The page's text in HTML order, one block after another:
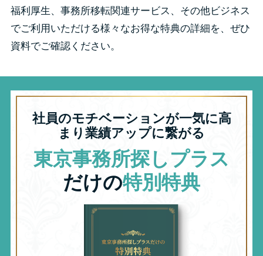
福利厚生、事務所移転関連サービス、その他ビジネス
でご利用いただける様々なお得な特典の詳細を、ぜひ
資料でご確認ください。
社員のモチベーションが一気に高
まり業績アップに繋がる
東京事務所探しプラス
だけの特別特典